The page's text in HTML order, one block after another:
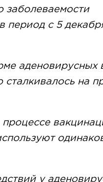
заболеваемости
период с 5
аденовирусных
на
у